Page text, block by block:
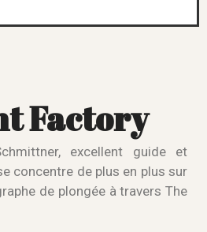
Factory
excellent guide et
concentre de plus en plus sur
de plongée à travers The